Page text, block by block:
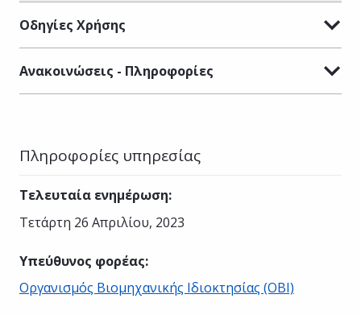
Οδηγίες Χρήσης
Ανακοινώσεις - Πληροφορίες
Πληροφορίες υπηρεσίας
Τελευταία ενημέρωση:
Τετάρτη 26 Απριλίου, 2023
Υπεύθυνος φορέας:
Οργανισμός Βιομηχανικής Ιδιοκτησίας (ΟΒΙ)